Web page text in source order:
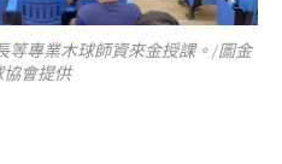
等專業木球師資來金授課。/圖金
會提供